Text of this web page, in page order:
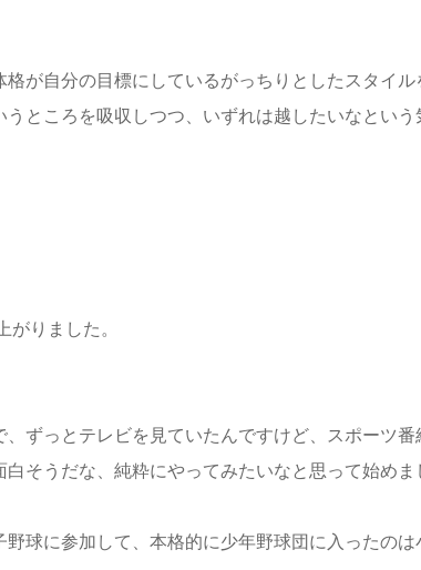
が自分の目標にしているがっちりとしたスタイル
ところを吸収しつつ、いずれは越したいなという
りました。
ずっとテレビを見ていたんですけど、スポーツ番
そうだな、純粋にやってみたいなと思って始めま
球に参加して、本格的に少年野球団に入ったのは